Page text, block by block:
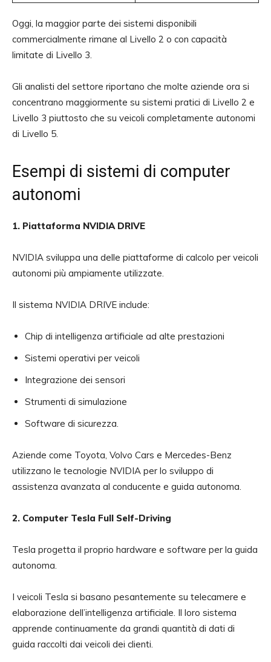
Oggi, la maggior parte dei sistemi disponibili
commercialmente rimane al Livello 2 o con capacità
limitate di Livello 3.
Gli analisti del settore riportano che molte aziende ora si
concentrano maggiormente su sistemi pratici di Livello 2 e
Livello 3 piuttosto che su veicoli completamente autonomi
di Livello 5.
Esempi di sistemi di computer
autonomi
1. Piattaforma NVIDIA DRIVE
NVIDIA sviluppa una delle piattaforme di calcolo per veicoli
autonomi più ampiamente utilizzate.
Il sistema NVIDIA DRIVE include:
Chip di intelligenza artificiale ad alte prestazioni
Sistemi operativi per veicoli
Integrazione dei sensori
Strumenti di simulazione
Software di sicurezza.
Aziende come Toyota, Volvo Cars e Mercedes-Benz
utilizzano le tecnologie NVIDIA per lo sviluppo di
assistenza avanzata al conducente e guida autonoma.
2. Computer Tesla Full Self-Driving
Tesla progetta il proprio hardware e software per la guida
autonoma.
I veicoli Tesla si basano pesantemente su telecamere e
elaborazione dell’intelligenza artificiale. Il loro sistema
apprende continuamente da grandi quantità di dati di
guida raccolti dai veicoli dei clienti.